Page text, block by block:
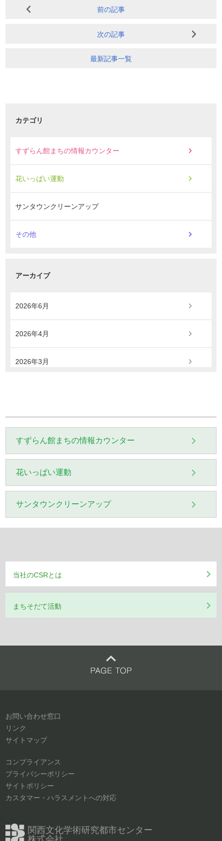
前の記事
次の記事
最新記事一覧
カテゴリ
すずらん館まちの情報カウンター
花いっぱい運動
サンタウンクリーンアップ
その他
アーカイブ
2026年6月
2026年4月
2026年3月
2025年7月
2025年4月
2023年11月
2023年6月
2022年11月
2020年11月
2018年12月
2018年6月
すずらん館まちの情報カウンター
花いっぱい運動
サンタウンクリーンアップ
当社のCSRとは
まちそだて活動
お問い合わせ窓口
リンク
サイトマップ
コンプライアンス
プライバシーポリシー
サイトポリシー
カスタマー・ハラスメントへの対応
関西文化学術研究都市センター